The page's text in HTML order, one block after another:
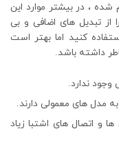
، در بیشتر موارد این
از تبدیل های اضافی و بی
کنید اما بهتر است
داشته باشد.
مدل های معمولی دارند.
و اتصال های اشتبا زیاد